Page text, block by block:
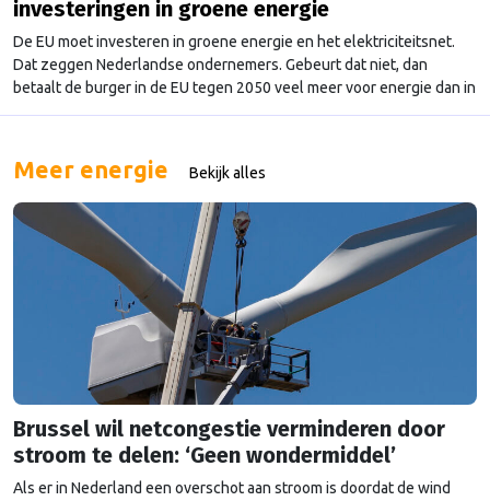
investeringen in groene energie
De EU moet investeren in groene energie en het elektriciteitsnet.
Dat zeggen Nederlandse ondernemers. Gebeurt dat niet, dan
betaalt de burger in de EU tegen 2050 veel meer voor energie dan in
andere delen van de wereld, zoals de VS of China.
Meer energie Bekijk alles
Brussel wil netcongestie verminderen door
stroom te delen: ‘Geen wondermiddel’
Als er in Nederland een overschot aan stroom is doordat de wind